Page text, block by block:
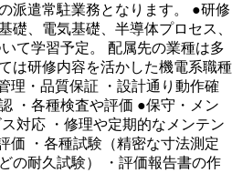
派遣常駐業務となります。 ●研修
礎、電気基礎、半導体プロセス、
予定。 配属先の業種は多
は研修内容を活かした機電系職種
理・品質保証 ・設計通り動作確
・各種検査や評価 ●保守・メン
対応 ・修理や定期的なメンテン
価 ・各種試験（精密な寸法測定
の耐久試験） ・評価報告書の作